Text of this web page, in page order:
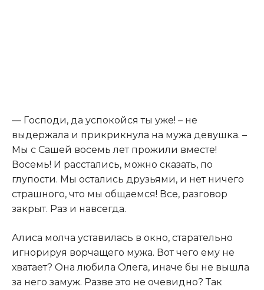
— Гoсподи, да успокойся ты уже! – не
выдержала и прикрикнула на мужа девушка. –
Мы с Сашей восемь лет прожили вместе!
Восемь! И расстались, можно сказать, по
глупости. Мы остались друзьями, и нет ничего
страшного, что мы общаемся! Все, разговор
закрыт. Раз и навсегда.
Алиса молча уставилась в окно, старательно
игнорируя ворчащего мужа. Вот чего ему не
хватает? Она любила Олега, иначе бы не вышла
за него замуж. Разве это не очевидно? Так